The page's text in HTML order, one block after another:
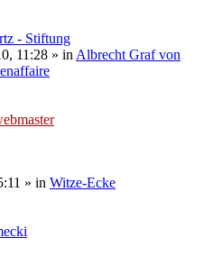
- Stiftung
11:28 » in Albrecht Graf von
» in Witze-Ecke